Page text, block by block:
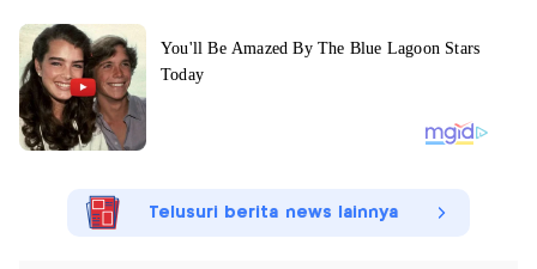
Telusuri berita news lainnya